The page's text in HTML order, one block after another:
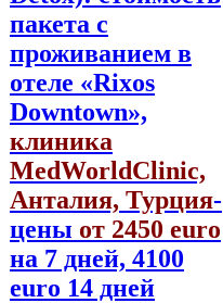
пакета с
проживанием в
отеле «Rixos
Downtown»,
клиника
MedWorldClinic,
Анталия, Турция-
цены от 2450 euro
на 7 дней, 4100
euro 14 дней